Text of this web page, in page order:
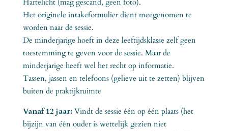
Hartelicht (mag gescand, geen foto).
Het originele intakeformulier dient meegenomen te
worden naar de sessie.
De minderjarige hoeft in deze leeftijdsklasse zelf geen
toestemming te geven voor de sessie. Maar de
minderjarige heeft wel het recht op informatie.
Tassen, jassen en telefoons (gelieve uit te zetten) blijven
buiten de praktijkruimte
Vanaf 12 jaar:Vindt de sessie één op één plaats (het
bijzijn van één ouder is wettelijk gezien niet